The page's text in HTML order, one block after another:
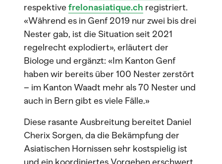
respektive frelonasiatique.ch registriert.
«Während es in Genf 2019 nur zwei bis drei
Nester gab, ist die Situation seit 2021
regelrecht explodiert», erläutert der
Biologe und ergänzt: «Im Kanton Genf
haben wir bereits über 100 Nester zerstört
– im Kanton Waadt mehr als 70 Nester und
auch in Bern gibt es viele Fälle.»
Diese rasante Ausbreitung bereitet Daniel
Cherix Sorgen, da die Bekämpfung der
Asiatischen Hornissen sehr kostspielig ist